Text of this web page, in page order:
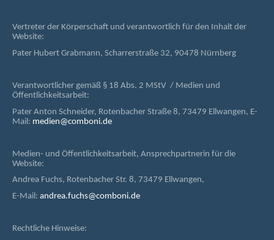
Vertreter der Körperschaft und verantwortlich für den Inhalt der
Website:
Pater Hubert Grabmann, Scharrerstraße 32, 90478 Nürnberg
Verantwortlicher gemäß § 18 Abs. 2 MStV / Medien und
Öffentlichkeitsarbeit:
Pater Anton Schneider, Rotenbacher Straße 8, 73479 Ellwangen, E-
Mail: medien@comboni.de
Medien- und Öffentlichkeitsarbeit, Ansprechpartnerin für die
Website:
Andrea Fuchs, Rotenbacher Str. 8, 73479 Ellwangen,
E-Mail: andrea.fuchs@comboni.de
Rechtliche Hinweise: